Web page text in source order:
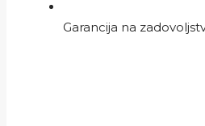
Garancija na